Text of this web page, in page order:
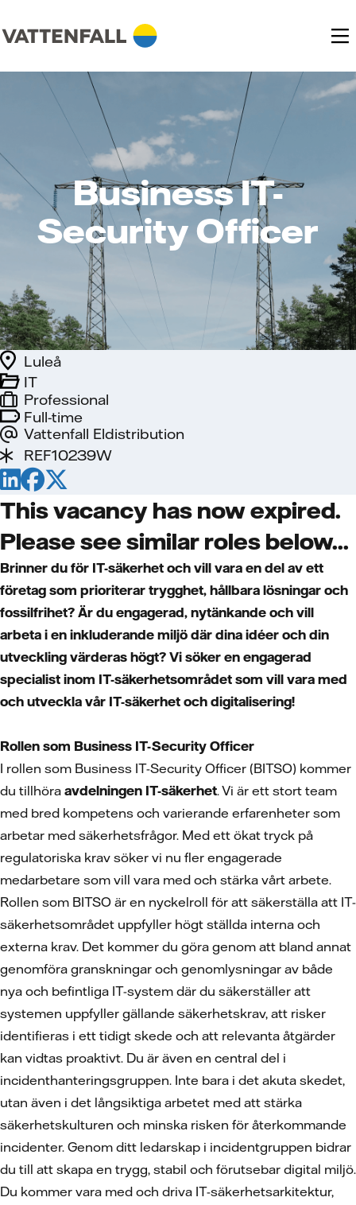
Business IT-
Security Officer
Full-time
Vattenfall Eldistribution
IT
Luleå
Professional
REF10239W
This vacancy has now expired.
Please see similar roles below...
Brinner du för IT-säkerhet och vill vara en del av ett
företag som prioriterar trygghet, hållbara lösningar och
fossilfrihet? Är du engagerad, nytänkande och vill
arbeta i en inkluderande miljö där dina idéer och din
utveckling värderas högt? Vi söker en engagerad
specialist inom IT-säkerhetsområdet som vill vara med
och utveckla vår IT-säkerhet och digitalisering!
Rollen som Business IT-Security Officer
I rollen som Business IT-Security Officer (BITSO) kommer
du tillhöra avdelningen IT-säkerhet. Vi är ett stort team
med bred kompetens och varierande erfarenheter som
arbetar med säkerhetsfrågor. Med ett ökat tryck på
regulatoriska krav söker vi nu fler engagerade
medarbetare som vill vara med och stärka vårt arbete.
Rollen som BITSO är en nyckelroll för att säkerställa att IT-
säkerhetsområdet uppfyller högt ställda interna och
externa krav. Det kommer du göra genom att bland annat
genomföra granskningar och genomlysningar av både
nya och befintliga IT-system där du säkerställer att
systemen uppfyller gällande säkerhetskrav, att risker
identifieras i ett tidigt skede och att relevanta åtgärder
kan vidtas proaktivt. Du är även en central del i
incidenthanteringsgruppen. Inte bara i det akuta skedet,
utan även i det långsiktiga arbetet med att stärka
säkerhetskulturen och minska risken för återkommande
incidenter. Genom ditt ledarskap i incidentgruppen bidrar
du till att skapa en trygg, stabil och förutsebar digital miljö.
Du kommer vara med och driva IT-säkerhetsarkitektur,